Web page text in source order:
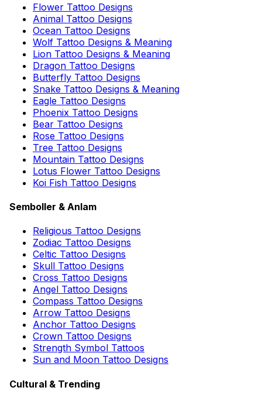
Flower Tattoo Designs
Animal Tattoo Designs
Ocean Tattoo Designs
Wolf Tattoo Designs & Meaning
Lion Tattoo Designs & Meaning
Dragon Tattoo Designs
Butterfly Tattoo Designs
Snake Tattoo Designs & Meaning
Eagle Tattoo Designs
Phoenix Tattoo Designs
Bear Tattoo Designs
Rose Tattoo Designs
Tree Tattoo Designs
Mountain Tattoo Designs
Lotus Flower Tattoo Designs
Koi Fish Tattoo Designs
Semboller & Anlam
Religious Tattoo Designs
Zodiac Tattoo Designs
Celtic Tattoo Designs
Skull Tattoo Designs
Cross Tattoo Designs
Angel Tattoo Designs
Compass Tattoo Designs
Arrow Tattoo Designs
Anchor Tattoo Designs
Crown Tattoo Designs
Strength Symbol Tattoos
Sun and Moon Tattoo Designs
Cultural & Trending